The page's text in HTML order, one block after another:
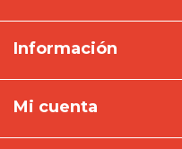
Información
Mi cuenta